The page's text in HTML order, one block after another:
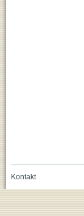
Kontakt